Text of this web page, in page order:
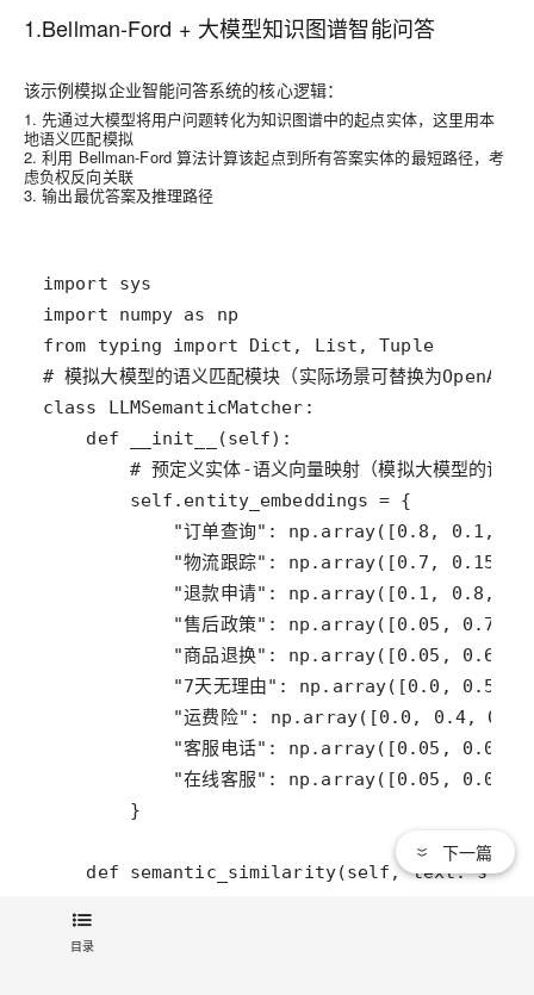
1.Bellman-Ford + 大模型知识图谱智能问答
该示例模拟企业智能问答系统的核心逻辑：
1. 先通过大模型将用户问题转化为知识图谱中的起点实体，这里用本
地语义匹配模拟
2. 利用 Bellman-Ford 算法计算该起点到所有答案实体的最短路径，考
虑负权反向关联
3. 输出最优答案及推理路径
import
sys
import
numpy as
np
from
typing import Dict , List , Tuple
# 模拟大模型的语义匹配模块（实际场景可替换为OpenAI/
class
LLMSemanticMatcher
def
__init__ (self
# 预定义实体-语义向量映射（模拟大模型的词嵌
self . entity_embeddings =
"订单查询" : np . array([0.8 , 0.1 ,
"物流跟踪" : np . array([0.7 , 0.15
"退款申请" : np . array([0.1 , 0.8 ,
"售后政策" : np . array([0.05 , 0.7
"商品退换" : np . array([0.05 , 0.6
"7天无理由" : np . array([0.0 , 0.5
"运费险" : np . array([0.0 , 0.4, 0.4
"客服电话" : np . array([0.05 , 0.05
"在线客服" : np . array([0.05 , 0.05
def semantic_similarity(self , text: str,
        计算文本与实体的语义相似度（模拟大模型计算）
目录
下一篇